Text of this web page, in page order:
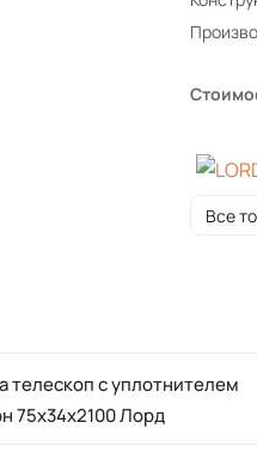
Все
телескоп с уплотнителем
75х34х2100 Лорд